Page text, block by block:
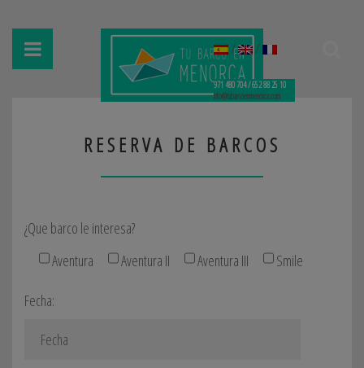
/ /
971 480 704 / 652 88 25 10
info@tubarcoenmenorca.com
RESERVA DE BARCOS
¿Que barco le interesa?
Aventura
Aventura II Aventura III Smile
Fecha: